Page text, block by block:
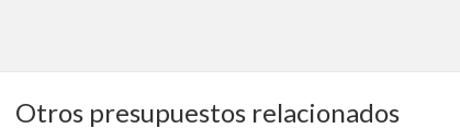
Otros presupuestos relacionados